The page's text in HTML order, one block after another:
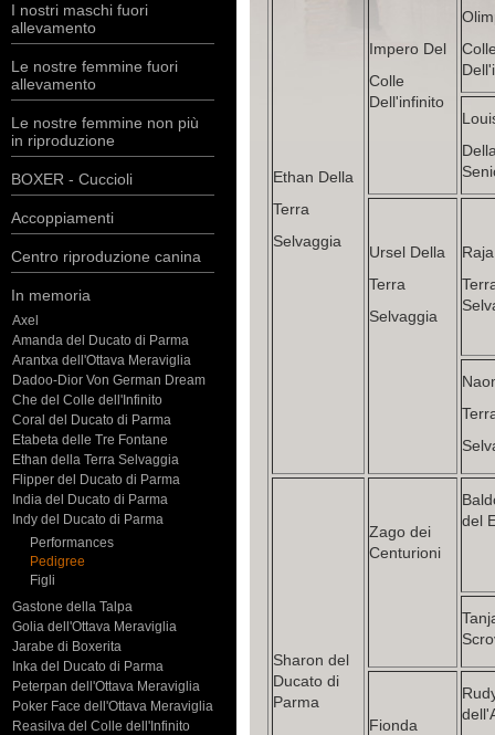
I nostri maschi fuori
allevamento
Le nostre femmine fuori
allevamento
Le nostre femmine non più
in riproduzione
BOXER - Cuccioli
Accoppiamenti
Centro riproduzione canina
In memoria
Axel
Amanda del Ducato di Parma
Arantxa dell'Ottava Meraviglia
Dadoo-Dior Von German Dream
Che del Colle dell'Infinito
Coral del Ducato di Parma
Etabeta delle Tre Fontane
Ethan della Terra Selvaggia
Flipper del Ducato di Parma
India del Ducato di Parma
Indy del Ducato di Parma
Performances
Pedigree
Figli
Gastone della Talpa
Golia dell'Ottava Meraviglia
Jarabe di Boxerita
Inka del Ducato di Parma
Peterpan dell'Ottava Meraviglia
Poker Face dell'Ottava Meraviglia
Reasilva del Colle dell'Infinito
Ethan Della
Terra
Selvaggia
Impero Del
Colle
Dell'infinito
Ursel Della
Terra
Selvaggia
Sharon del
Ducato di
Parma
Zago dei
Centurioni
del
Fionda